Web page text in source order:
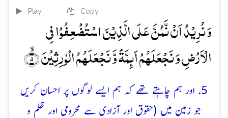
Play Copy
وَ نُرِیۡدُ اَنۡ نَّمُنَّ عَلَی الَّذِیۡنَ اسۡتُضۡعِفُوۡا فِی
الۡاَرۡضِ وَ نَجۡعَلَہُمۡ اَئِمَّۃً وَّ نَجۡعَلَہُمُ الۡوٰرِثِیۡنَ ۙ﴿۵﴾
5. اور ہم چاہتے تھے کہ ہم ایسے لوگوں پر احسان کریں
جو زمین میں (حقوق اور آزادی سے محرومی اور ظلم و